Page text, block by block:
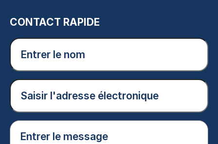
CONTACT RAPIDE
Entrer
nom
(Nécessaire)
Courriel
(Nécessaire)
Entrer